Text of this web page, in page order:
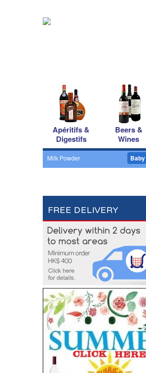
Apéritifs &
Digestifs
Beers &
Wines
Milk Powder
FREE DELIVERY